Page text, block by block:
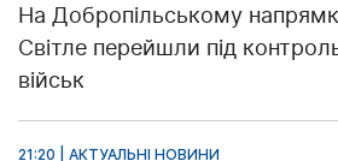
На Добропільському
Світле перейшли під
військ
21:20 | АКТУАЛЬНІ НОВИНИ